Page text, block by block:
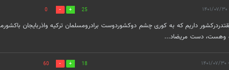
25
0
داریم که به کوری چشم دوکشوردوست برادرومسلمان ترکیه واذربایجان
وهست، دست مریضاد...
18
60